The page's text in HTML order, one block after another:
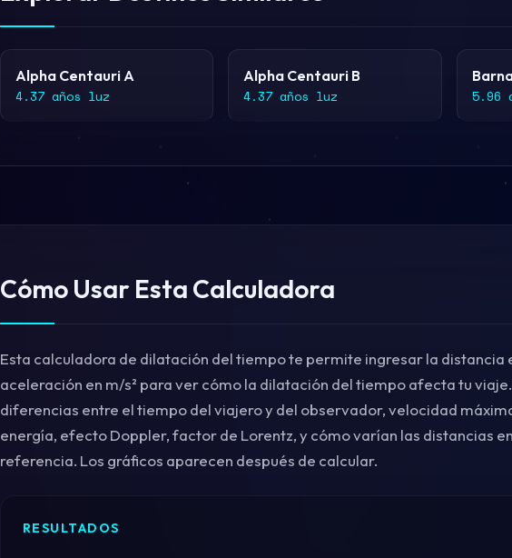
Alpha Centauri A
4.37 años luz
Alpha Centauri B
4.37 años luz
5.96
Cómo Usar Esta Calculadora
Esta calculadora de dilatación del tiempo te permite ingresar la distancia
aceleración en m/s² para ver cómo la dilatación del tiempo afecta tu
diferencias entre el tiempo del viajero y del observador, velocidad
energía, efecto Doppler, factor de Lorentz, y cómo varían las distancias
referencia. Los gráficos aparecen después de calcular.
RESULTADOS